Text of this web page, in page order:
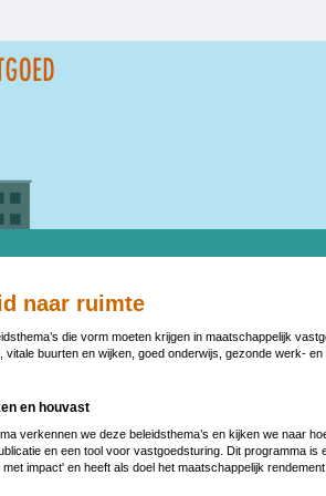
naar ruimte
die vorm moeten krijgen in maatschappelijk
vitale buurten en wijken, goed onderwijs, gezonde werk-
en houvast
verkennen we deze beleidsthema’s en kijken we naar
en een tool voor vastgoedsturing. Dit programma
impact' en heeft als doel het maatschappelijk